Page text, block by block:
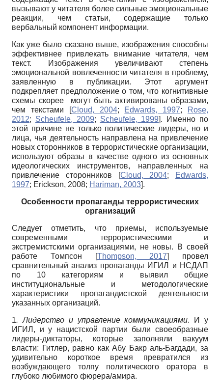
вызывают у читателя более сильные эмоциональные
реакции, чем статьи, содержащие только
вербальный компонент информации.
Как уже было сказано выше, изображения способны
эффективнее привлекать внимание читателя, чем
текст. Изображения увеличивают степень
эмоциональной вовлеченности читателя в проблему,
заявленную в публикации. Этот аргумент
подкрепляет предположение о том, что когнитивные
схемы скорее могут быть активированы образами,
чем текстами
[Cloud, 2004; Edwards, 1997;
Rose,
2012; Scheufele, 2009; Scheufele, 1999]. Именно по
этой причине не только политические лидеры, но и
лица, чья деятельность направлена на привлечение
новых сторонников в террористические организации,
используют образы в качестве одного из основных
идеологических инструментов, направленных на
привлечение сторонников
[Cloud, 2004;
Edwards,
1997; Erickson, 2008; Hariman, 2003].
Особенности пропаганды террористических
организаций
Следует отметить, что приемы, используемые
современными террористическими и
экстремистскими организациями, не новы. В своей
работе Томпсон
[Thompson, 2017]
провел
сравнительный анализ пропаганды ИГИЛ и НСДАП
по 10 категориям и выявил общие
институциональные и методологические
характеристики пропагандистской деятельности
указанных организаций.
1. Лидерство и управление коммуникациями. И у
ИГИЛ, и у нацистской партии были своеобразные
лидеры-диктаторы, которые заполняли вакуум
власти: Гитлер, равно как Абу Бакр аль-Багдади, за
удивительно короткое время превратился из
возбуждающего толпу политического оратора в
глубоко любимого фюрера/амира.